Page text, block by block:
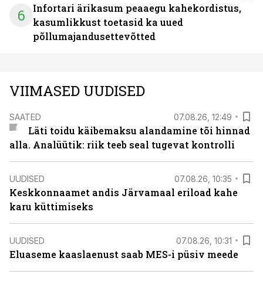
6
Infortari ärikasum peaaegu kahekordistus,
kasumlikkust toetasid ka uued
põllumajandusettevõtted
VIIMASED UUDISED
SAATED 07.08.26, 12:49
Läti toidu käibemaksu alandamine tõi hinnad
alla. Analüütik: riik teeb seal tugevat kontrolli
UUDISED 07.08.26, 10:35
Keskkonnaamet andis Järvamaal eriload kahe
karu küttimiseks
UUDISED 07.08.26, 10:31
Eluaseme kaaslaenust saab MES-i püsiv meede